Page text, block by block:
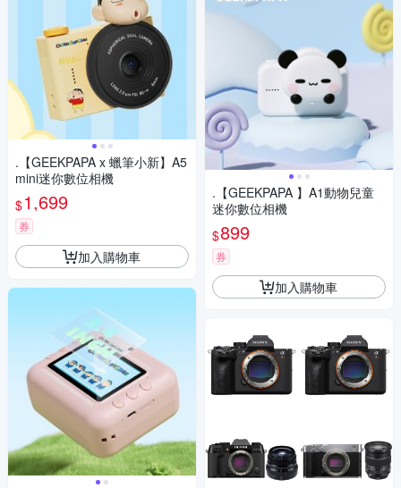
.【GEEKPAPA x 蠟筆小新】A5
mini迷你數位相機
$1,699
券
加入購物車
.【GEEKPAPA 】A1動物兒童
迷你數位相機
$899
券
加入購物車